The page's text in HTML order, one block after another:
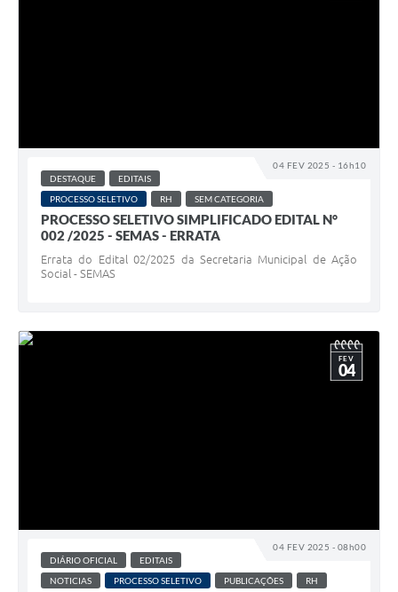
04 FEV 2025 - 16h10
DESTAQUE
EDITAIS
PROCESSO SELETIVO
RH SEM CATEGORIA
PROCESSO SELETIVO SIMPLIFICADO EDITAL N°
002 /2025 - SEMAS - ERRATA
Errata do Edital 02/2025 da Secretaria Municipal de Ação
Social - SEMAS
04 FEV 2025 - 08h00
FEV
04
DIÁRIO OFICIAL
EDITAIS
NOTICIAS
PROCESSO SELETIVO PUBLICAÇÕES RH